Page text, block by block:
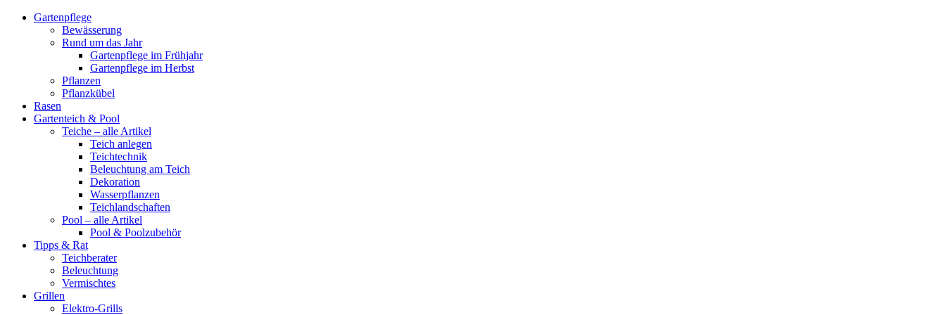
Gartenpflege
Bewässerung
Rund um das Jahr
Gartenpflege im Frühjahr
Gartenpflege im Herbst
Pflanzen
Pflanzkübel
Rasen
Gartenteich & Pool
Teiche – alle Artikel
Teich anlegen
Teichtechnik
Beleuchtung am Teich
Dekoration
Wasserpflanzen
Teichlandschaften
Pool – alle Artikel
Pool & Poolzubehör
Tipps & Rat
Teichberater
Beleuchtung
Vermischtes
Grillen
Elektro-Grills